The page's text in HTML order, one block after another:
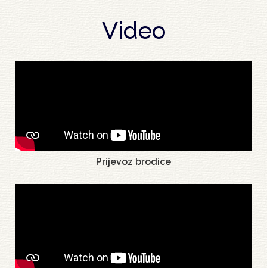
Video
Prijevoz brodice